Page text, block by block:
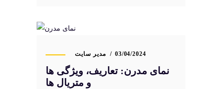
مدیر سایت 03/04/2024
نمای مدرن: تعاریف، ویژگی ها
و متریال ها